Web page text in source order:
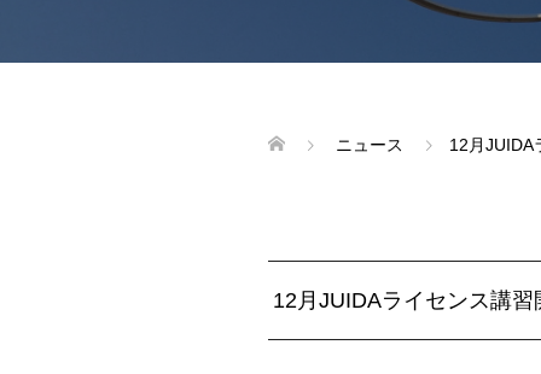
ニュース 12月JUIDA
12月JUIDAライセンス講習